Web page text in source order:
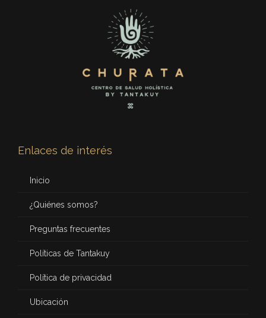
Enlaces de interés
Inicio
¿Quiénes somos?
Preguntas frecuentes
Políticas de Tantakuy
Política de privacidad
Ubicación